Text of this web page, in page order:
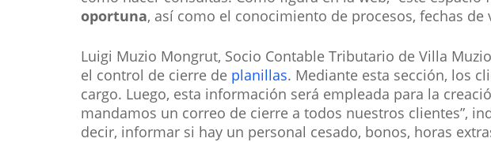
oportuna, así como el conocimiento de procesos, fechas
Luigi Muzio Mongrut, Socio Contable Tributario de Villa
el control de cierre de planillas. Mediante esta sección, los
cargo. Luego, esta información será empleada para la
mandamos un correo de cierre a todos nuestros clientes”,
decir, informar si hay un personal cesado, bonos, horas